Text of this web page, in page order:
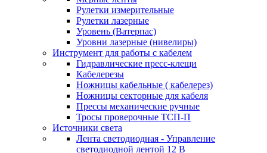
Рулетки измерительные
Рулетки лазерные
Уровень (Ватерпас)
Уровни лазерные (нивелиры)
Инструмент для работы с кабелем
Гидравлические пресс-клещи
Кабелерезы
Ножницы кабельные ( кабелерез)
Ножницы секторные для кабеля
Прессы механические ручные
Тросы проверочные ТСП-П
Источники света
Лента светодиодная - Управление
светодиодной лентой 12 В